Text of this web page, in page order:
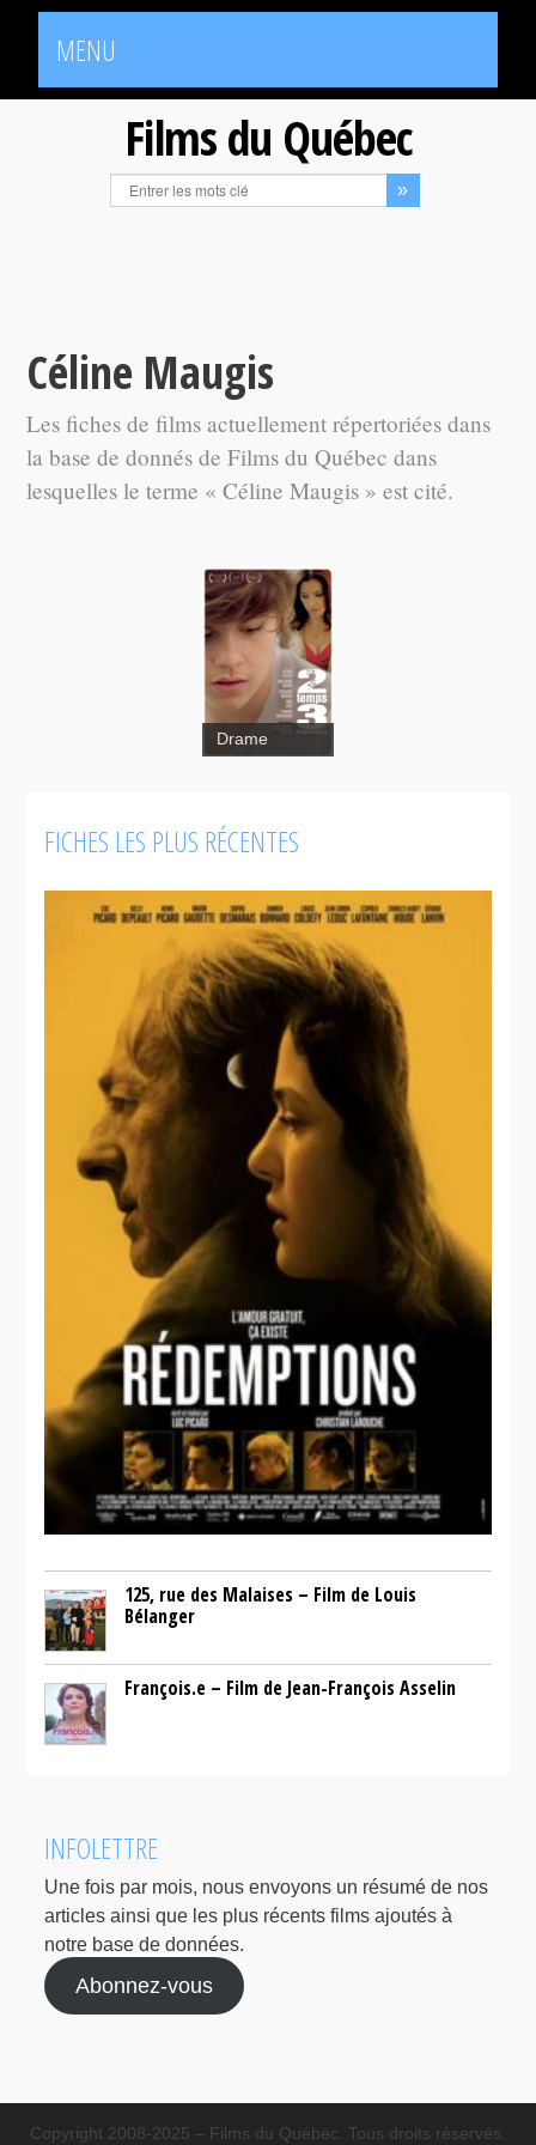
MENU
Films du Québec
Céline Maugis
Les fiches de films actuellement répertoriées dans
la base de donnés de Films du Québec dans
lesquelles le terme « Céline Maugis » est cité.
Drame
FICHES LES PLUS RÉCENTES
125, rue des Malaises – Film de Louis
Bélanger
François.e – Film de Jean-François Asselin
INFOLETTRE
Une fois par mois, nous envoyons un résumé de nos
articles ainsi que les plus récents films ajoutés à
notre base de données.
Abonnez-vous
Copyright 2008-2025 – Films du Québec. Tous droits réservés.